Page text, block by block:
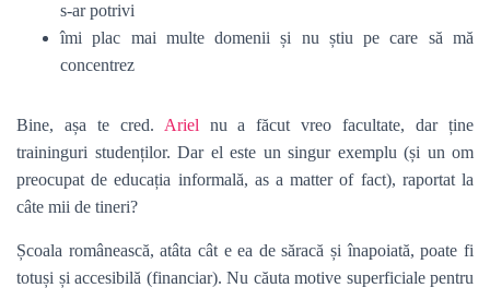
s-ar potrivi
îmi plac mai multe domenii și nu știu pe care să mă
concentrez
Bine, așa te cred. Ariel nu a făcut vreo facultate, dar ține
traininguri studenților. Dar el este un singur exemplu (și un om
preocupat de educația informală, as a matter of fact), raportat la
câte mii de tineri?
Școala românească, atâta cât e ea de săracă și înapoiată, poate fi
totuși și accesibilă (financiar). Nu căuta motive superficiale pentru